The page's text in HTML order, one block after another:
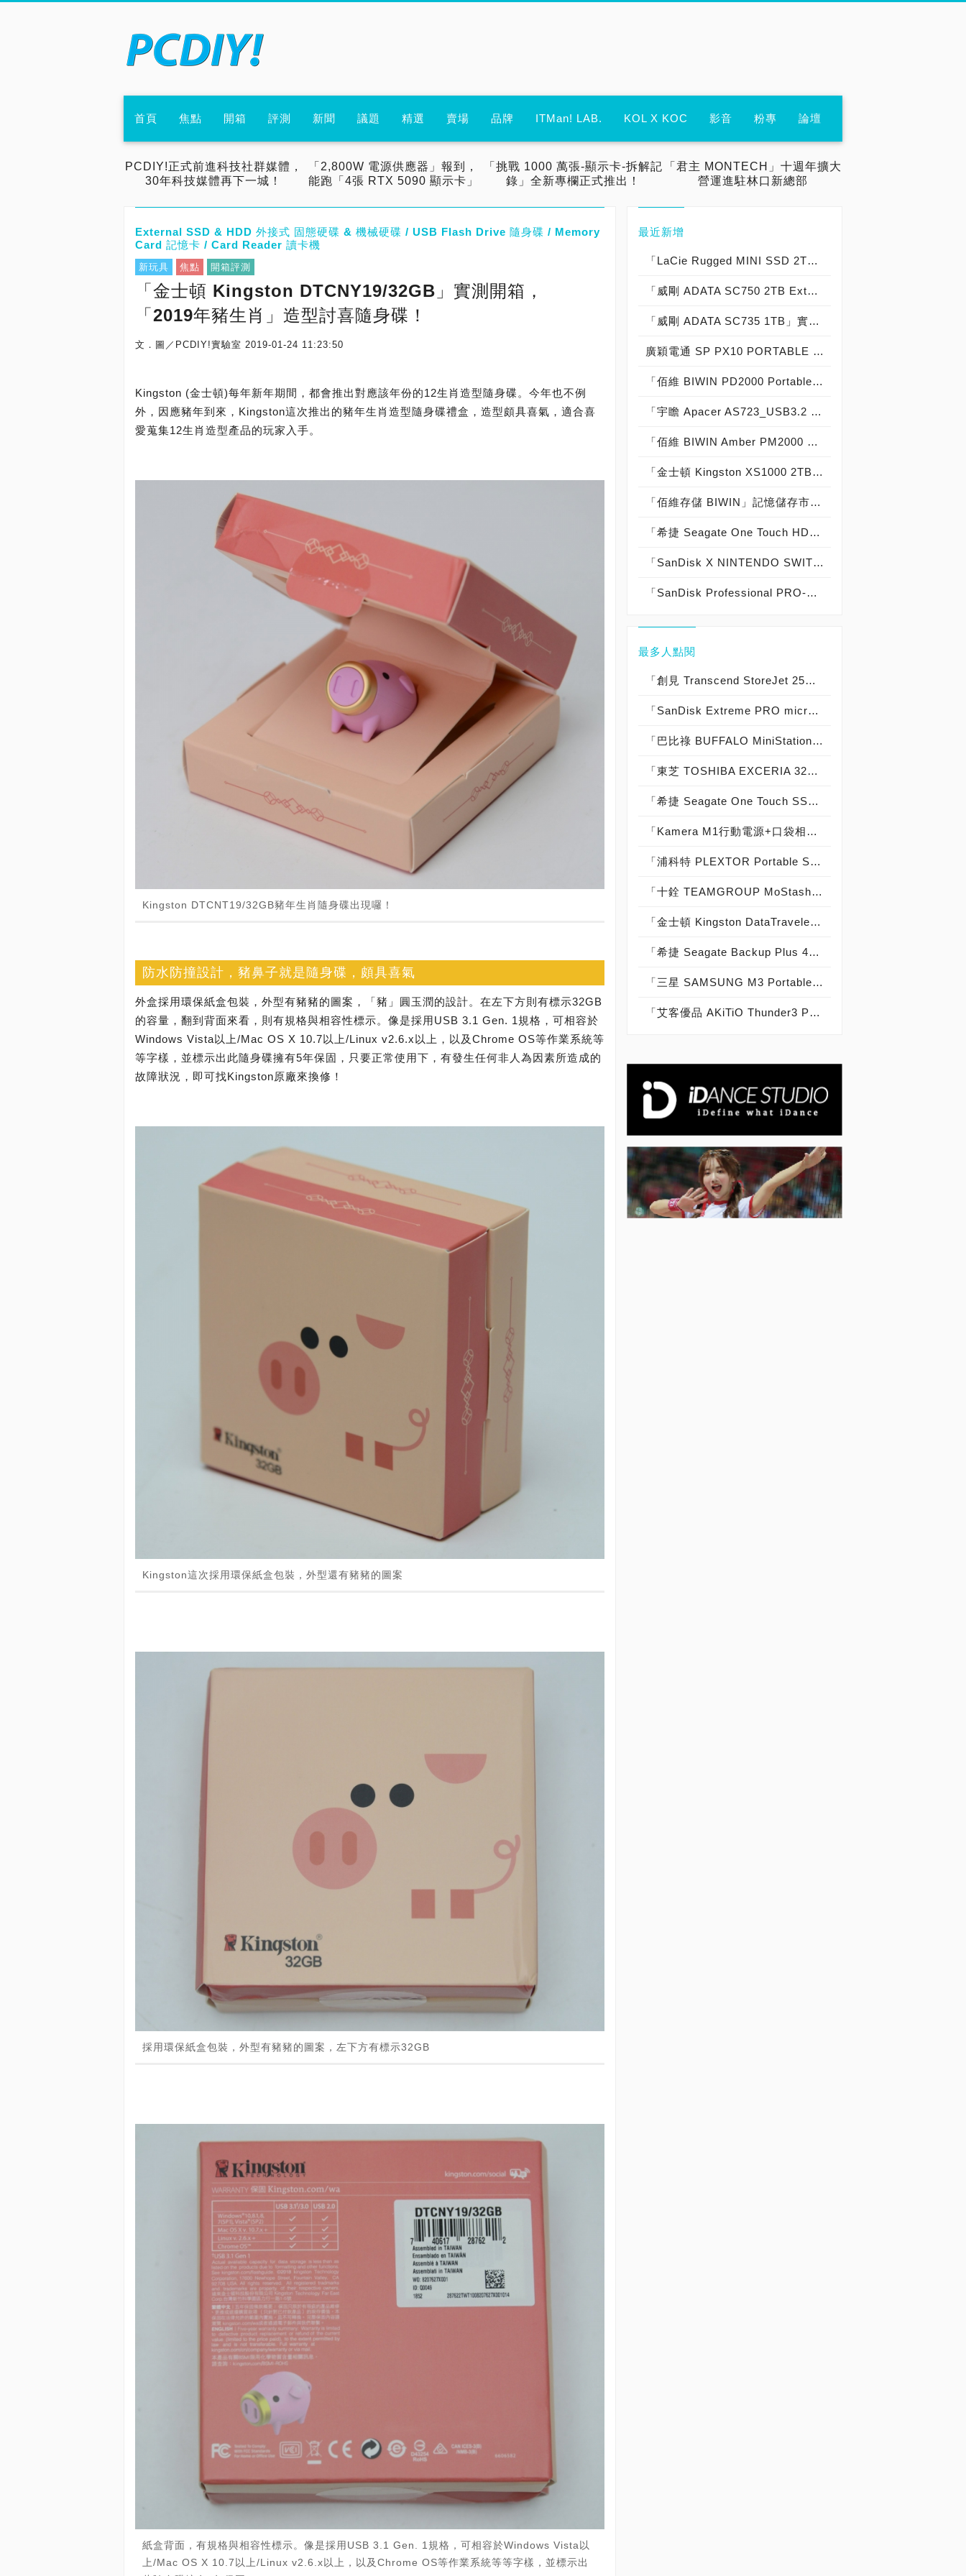
首頁 焦點 開箱 評測 新聞 議題 精選 賣場 品牌 ITMan! LAB. KOL X KOC 影音 粉專 論壇
PCDIY!正式前進科技社群媒體，
30年科技媒體再下一城！
「2,800W 電源供應器」報到，
能跑「4張 RTX 5090 顯示卡」
「挑戰 1000 萬張-顯示卡-拆解記
錄」全新專欄正式推出！
「君主 MONTECH」十週年擴大
營運進駐林口新總部
External SSD & HDD 外接式 固態硬碟 & 機械硬碟 / USB Flash Drive 隨身碟 / Memory
Card 記憶卡 / Card Reader 讀卡機
新玩具 焦點 開箱評測
「金士頓 Kingston DTCNY19/32GB」實測開箱，
「2019年豬生肖」造型討喜隨身碟！
文．圖／PCDIY!實驗室 2019-01-24 11:23:50
Kingston (金士頓)每年新年期間，都會推出對應該年份的12生肖造型隨身碟。今年也不例
外，因應豬年到來，Kingston這次推出的豬年生肖造型隨身碟禮盒，造型頗具喜氣，適合喜
愛蒐集12生肖造型產品的玩家入手。
Kingston DTCNT19/32GB豬年生肖隨身碟出現囉！
防水防撞設計，豬鼻子就是隨身碟，頗具喜氣
外盒採用環保紙盒包裝，外型有豬豬的圖案，「豬」圓玉潤的設計。在左下方則有標示32GB
的容量，翻到背面來看，則有規格與相容性標示。像是採用USB 3.1 Gen. 1規格，可相容於
Windows Vista以上/Mac OS X 10.7以上/Linux v2.6.x以上，以及Chrome OS等作業系統等
等字樣，並標示出此隨身碟擁有5年保固，只要正常使用下，有發生任何非人為因素所造成的
故障狀況，即可找Kingston原廠來換修！
Kingston這次採用環保紙盒包裝，外型還有豬豬的圖案
採用環保紙盒包裝，外型有豬豬的圖案，左下方有標示32GB
紙盒背面，有規格與相容性標示。像是採用USB 3.1 Gen. 1規格，可相容於Windows Vista以
上/Mac OS X 10.7以上/Linux v2.6.x以上，以及Chrome OS等作業系統等等字樣，並標示出
最近新增
「LaCie Rugged MINI SSD 2TB」實測開箱，「USB 3.2 Gen 2x2 穩固精悍」20Gbps 外接式固態硬碟專業首選！
「威剛 ADATA SC750 2TB External SSD」實測開箱，USB 3.2 Gen2 10Gb/s 免傳輸線「袖珍便攜」高效能外接式固態硬碟！
「威剛 ADATA SC735 1TB」實測開箱，「USB 3.2 Gen 2 10Gb/s」超輕巧「1.22m 軍規防摔」外接式固態硬碟！
廣穎電通 SP PX10 PORTABLE SSD 1TB實測開箱，USB 3.2 Gen2 10Gb/s高顏值行動固態硬碟閃耀登場！
「佰維 BIWIN PD2000 Portable SSD 1TB」實測開箱，USB 3.2 Gen 2x2 20Gb/s「口紅造型」精品級移動固態硬碟！
「宇瞻 Apacer AS723_USB3.2 Gen2 x2 USB-C Portable SSD 2TB」實測開箱，「影像職人專屬」軍規級「防撞、抗震、耐摔、耐壓」USB 3.2 Gen 2x2外接式固態硬碟！
「佰維 BIWIN Amber PM2000 Portable SSD 1TB」實測開箱，史上最強「超小：61.4mm 超薄：11mm 超輕：39.5g 超磁：10N 超快：2,000MB/s 超猛：五年保固」精品級磁吸式外接固態硬碟！
「金士頓 Kingston XS1000 2TB External SSD」實測開箱，USB 3.2 Gen2 10Gb/s「體積輕薄、效能優越」外接式固態硬碟！
「佰維存儲 BIWIN」記憶儲存市場經營有成，獲得PCDIY!第十九屆玩家票選品牌大賞2024「DRAM、SSD」最佳品牌肯定！
「希捷 Seagate One Touch HDD with Password 5TB」密碼保護版實測開箱，「AES-256硬體加密」資料安全超放心外接式行動硬碟！
「SanDisk X NINTENDO SWITCH任天堂授權專用記憶卡64GB 耀西阿吉烏龜版 & 1TB 薩爾達傳說版」實測開箱，原廠認證相容性高 更快速度 遊戲存取時間短 更大容量 儲存更多遊戲！
「SanDisk Professional PRO-BLADE TRANSPORT feat. PRO-BLADE SSD MAG 2TB」實測開箱，「USB 3.2 Gen 2x2 20Gbps」外接模組化固態硬碟！
最多人點閱
「創見 Transcend StoreJet 25C3S 2TB & 25C3N 2TB」實測開箱，輕薄時尚內建獨家檔案救援外接式硬碟！
「SanDisk Extreme PRO microSDHC UHS-I V30 U3 A1 32GB 記憶卡」實測開箱，讀取667x寫入600x的記憶卡世界頂尖之作！
「巴比祿 BUFFALO MiniStation Extreme HD-PZFU3 2TB」實測開箱，日本製軍規精品級外接硬碟！
「東芝 TOSHIBA EXCERIA 32GB SDHC記憶卡」簡測開箱，記憶卡也能如此神速！
「希捷 Seagate One Touch SSD 1TB Feat. Seagate BarraCuda Fast SSD 1TB」實測開箱，外接式固態硬碟重裝上陣！
「Kamera M1行動電源+口袋相簿 64GB」多功能行動電源開箱實測，iPhone容量救星降臨！
「浦科特 PLEXTOR Portable SSD EX1 128GB」實測開箱，外接式固態硬碟中的高顏值極致精品！
「十銓 TEAMGROUP MoStash 32GB魔立碟」實測開箱，是iPhone容量救星也是超酷手機立架！
「金士頓 Kingston DataTraveler 2000 32GB」實測開箱，IP57防水防塵實體鍵盤加密防護隨身碟！
「希捷 Seagate Backup Plus 4TB」實測開箱，USB 3.0大容量外接硬碟！
「三星 SAMSUNG M3 Portable 4TB」實測開箱，史上最大容量2.5吋外接式硬碟！
「艾客優品 AKiTiO Thunder3 PCIe SSD 1.2TB」實測開箱，Thunderbolt 3.0史上最快外接固態硬碟！